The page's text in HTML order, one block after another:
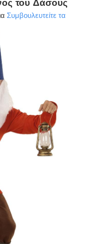
του Δάσους
Συμβουλευτείτε τα